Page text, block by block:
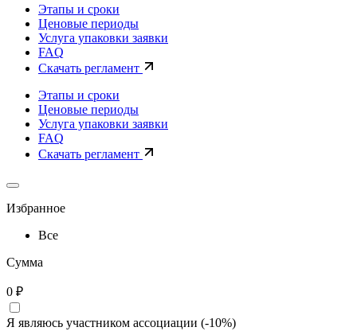
Этапы и сроки
Ценовые периоды
Услуга упаковки заявки
FAQ
Скачать регламент
Этапы и сроки
Ценовые периоды
Услуга упаковки заявки
FAQ
Скачать регламент
Избранное
Все
Сумма
0 ₽
Я являюсь участником ассоциации (-10%)